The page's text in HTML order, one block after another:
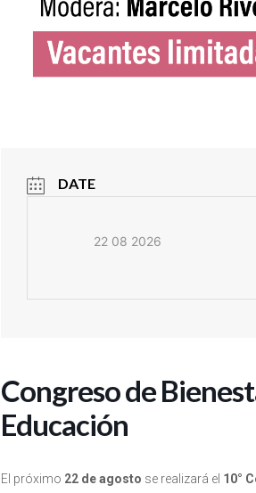
DATE
22 08 2026
Congreso de
Educación
El próximo 22 de agosto se realizará el 10°